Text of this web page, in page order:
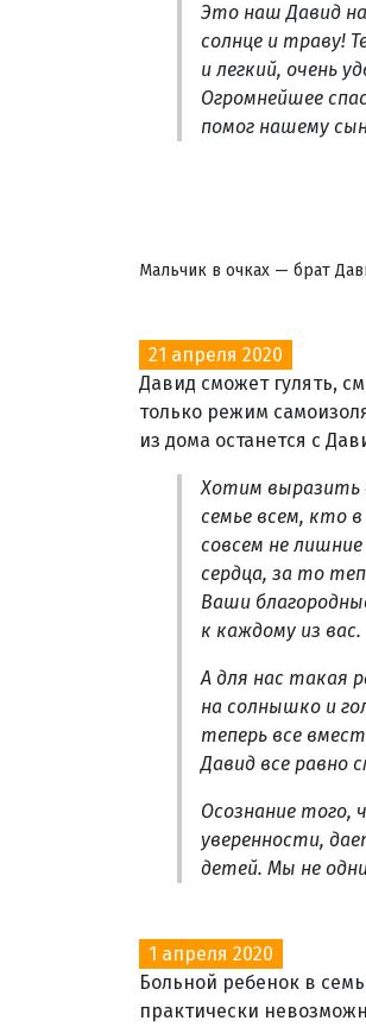
Это наш Давид на
солнце и траву!
и легкий, очень
Огромнейшее
помог нашему
Мальчик в очках — брат
21 апреля 2020
Давид сможет гулять,
только режим
из дома останется с
Хотим выразить
семье всем, кто
совсем не
сердца, за то
Ваши
к каждому из вас.
А для нас такая
на солнышко и
теперь все
Давид все равно
Осознание того,
уверенности,
детей. Мы не
1 апреля 2020
Больной ребенок в
практически